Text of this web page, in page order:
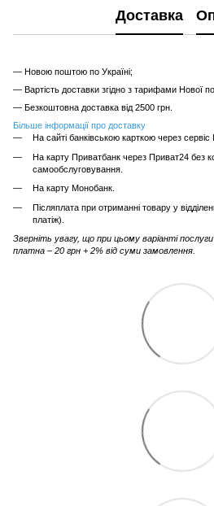
Доставка
— Новою поштою по Україні;
— Вартість доставки згідно з тарифами Нової
— Безкоштовна доставка від 2500 грн.
Більше інформації про доставку
На сайті банківською карткою через сервіс
На карту Приватбанк через Приват24 без
самообслуговування.
На карту Монобанк.
Післяплата при отриманні товару у
платіж).
Зверніть увагу, що при цьому варіанті
платна – 20 грн + 2% від суми замовлення.